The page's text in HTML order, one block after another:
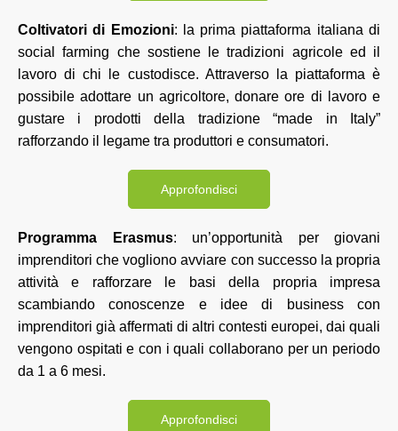
Coltivatori di Emozioni: la prima piattaforma italiana di
social farming che sostiene le tradizioni agricole ed il
lavoro di chi le custodisce. Attraverso la piattaforma è
possibile adottare un agricoltore, donare ore di lavoro e
gustare i prodotti della tradizione “made in Italy”
rafforzando il legame tra produttori e consumatori.
Approfondisci
Programma Erasmus: un’opportunità per giovani
imprenditori che vogliono avviare con successo la propria
attività e rafforzare le basi della propria impresa
scambiando conoscenze e idee di business con
imprenditori già affermati di altri contesti europei, dai quali
vengono ospitati e con i quali collaborano per un periodo
da 1 a 6 mesi.
Approfondisci